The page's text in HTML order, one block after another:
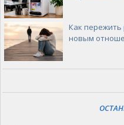
Сільськогосподарське
Зварювальне
Харчове
Опалювальне і насосне
Металообробне
Інструмент
Как пережить
новым